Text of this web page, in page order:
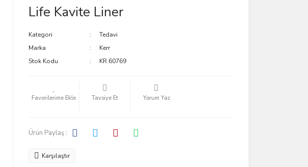
Life Kavite Liner
Kategori
Tedavi
Marka
Kerr
Stok Kodu
KR.60769
Tavsiye Et Yorum Yaz
Ürün Paylaş :
Karşılaştır